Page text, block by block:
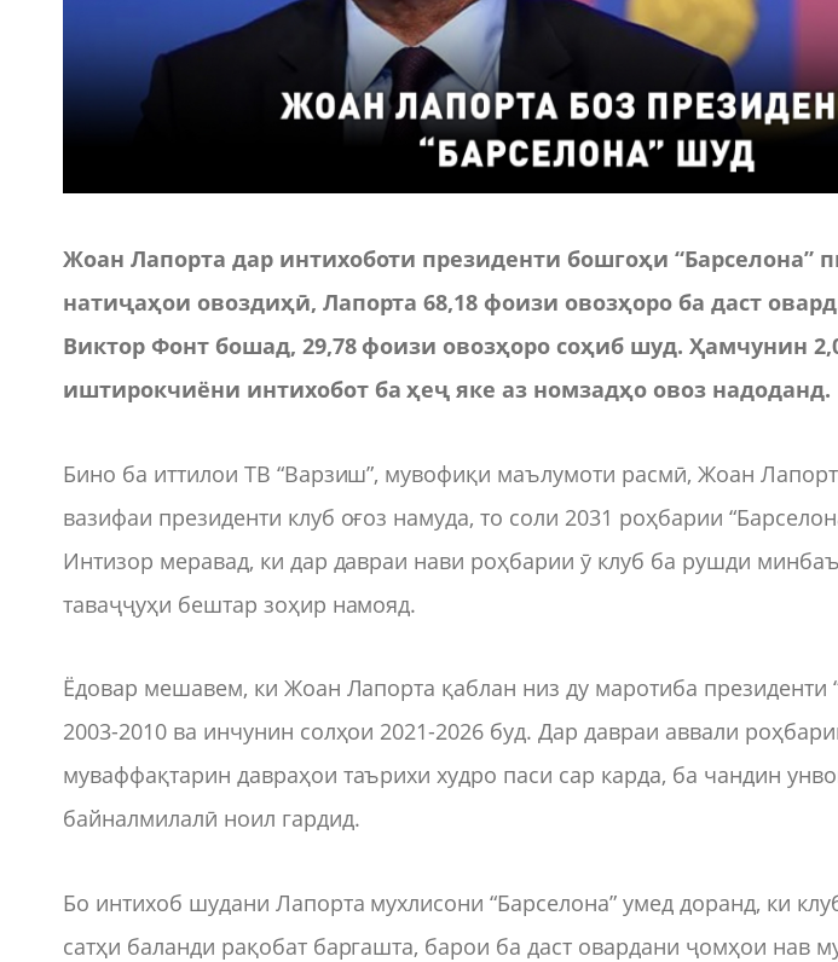
Жоан Лапорта дар интихоботи президенти бошгоҳи “Барселона”
натиҷаҳои овоздиҳӣ, Лапорта 68,18 фоизи овозҳоро ба даст
Виктор Фонт бошад, 29,78 фоизи овозҳоро соҳиб шуд. Ҳамчунин
иштирокчиёни интихобот ба ҳеҷ яке аз номзадҳо овоз надоданд.
Бино ба иттилои ТВ “Варзиш”, мувофиқи маълумоти расмӣ, Жоан
вазифаи президенти клуб оғоз намуда, то соли 2031 роҳбарии
Интизор меравад, ки дар давраи нави роҳбарии ӯ клуб ба рушди
таваҷҷуҳи бештар зоҳир намояд.
Ёдовар мешавем, ки Жоан Лапорта қаблан низ ду маротиба президенти
2003-2010 ва инчунин солҳои 2021-2026 буд. Дар давраи аввали
муваффақтарин давраҳои таърихи худро паси сар карда, ба чандин
байналмилалӣ ноил гардид.
Бо интихоб шудани Лапорта мухлисони “Барселона” умед доранд, ки
сатҳи баланди рақобат баргашта, барои ба даст овардани ҷомҳои нав